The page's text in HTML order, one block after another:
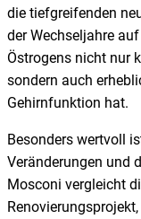
die tiefgreifenden
der Wechseljahre
Östrogens nicht nur
sondern auch
Gehirnfunktion hat.
Besonders wertvoll
Veränderungen und
Mosconi vergleicht